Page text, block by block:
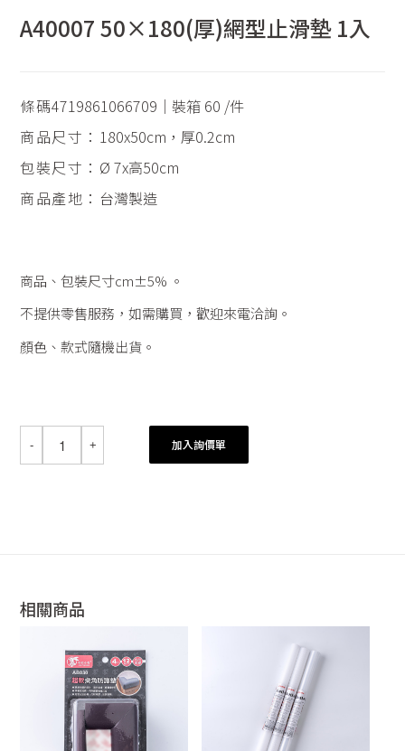
A40007 50×180(厚)網型止滑墊 1入
條碼4719861066709｜裝箱 60 /件
商品尺寸： 180x50cm，厚0.2cm
包裝尺寸： Ø 7x高50cm
商品產地： 台灣製造
商品、包裝尺寸cm±5% 。
不提供零售服務，如需購買，歡迎來電洽詢。
顏色、款式隨機出貨。
加入詢價單
相關商品